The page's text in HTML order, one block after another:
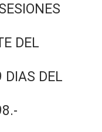
DEL
DIAS DEL